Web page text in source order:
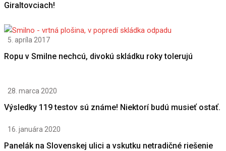
Giraltovciach!
5. apríla 2017
Ropu v Smilne nechcú, divokú skládku roky tolerujú
28. marca 2020
Výsledky 119 testov sú známe! Niektorí budú musieť ostať.
16. januára 2020
Panelák na Slovenskej ulici a vskutku netradičné riešenie